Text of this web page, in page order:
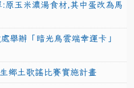
原玉米濃湯食材,其中蛋改為馬
舉辦「暗光鳥雲端幸運卡」
鄉土歌謠比賽實施計畫